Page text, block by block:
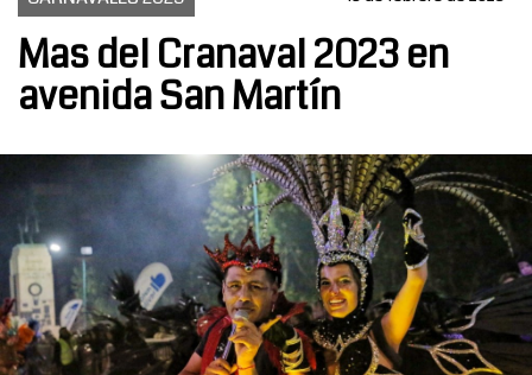
Mas del Cranaval 2023 en
avenida San Martín